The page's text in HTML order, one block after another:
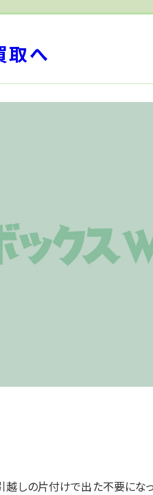
取へ
しの片付けで出た不要にな